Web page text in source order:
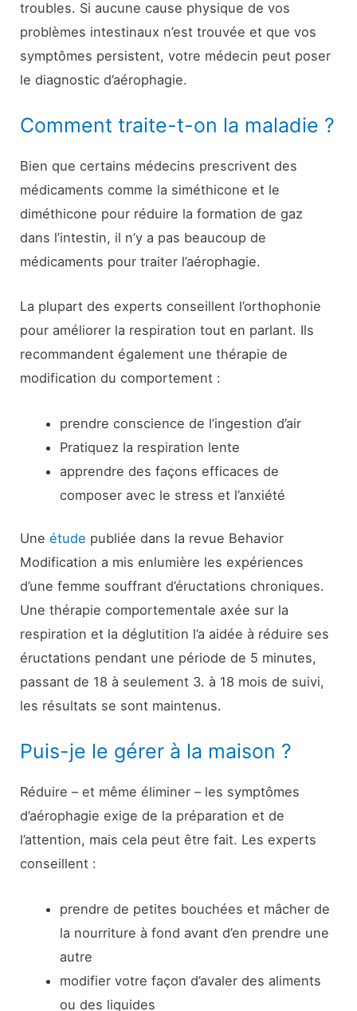
troubles. Si aucune cause physique de vos
problèmes intestinaux n’est trouvée et que vos
symptômes persistent, votre médecin peut poser
le diagnostic d’aérophagie.
Comment traite-t-on la maladie ?
Bien que certains médecins prescrivent des
médicaments comme la siméthicone et le
diméthicone pour réduire la formation de gaz
dans l’intestin, il n’y a pas beaucoup de
médicaments pour traiter l’aérophagie.
La plupart des experts conseillent l’orthophonie
pour améliorer la respiration tout en parlant. Ils
recommandent également une thérapie de
modification du comportement :
prendre conscience de l’ingestion d’air
Pratiquez la respiration lente
apprendre des façons efficaces de
composer avec le stress et l’anxiété
Uneétude publiée dans la revue Behavior
Modification a mis enlumière les expériences
d’une femme souffrant d’éructations chroniques.
Une thérapie comportementale axée sur la
respiration et la déglutition l’a aidée à réduire ses
éructations pendant une période de 5 minutes,
passant de 18 à seulement 3. à 18 mois de suivi,
les résultats se sont maintenus.
Puis-je le gérer à la maison ?
Réduire – et même éliminer – les symptômes
d’aérophagie exige de la préparation et de
l’attention, mais cela peut être fait. Les experts
conseillent :
prendre de petites bouchées et mâcher de
la nourriture à fond avant d’en prendre une
autre
modifier votre façon d’avaler des aliments
ou des liquides